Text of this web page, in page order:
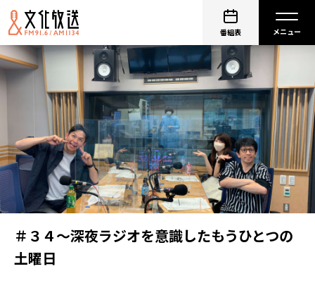
番組表
＃３４～深夜ラジオを意識したもうひとつの
土曜日